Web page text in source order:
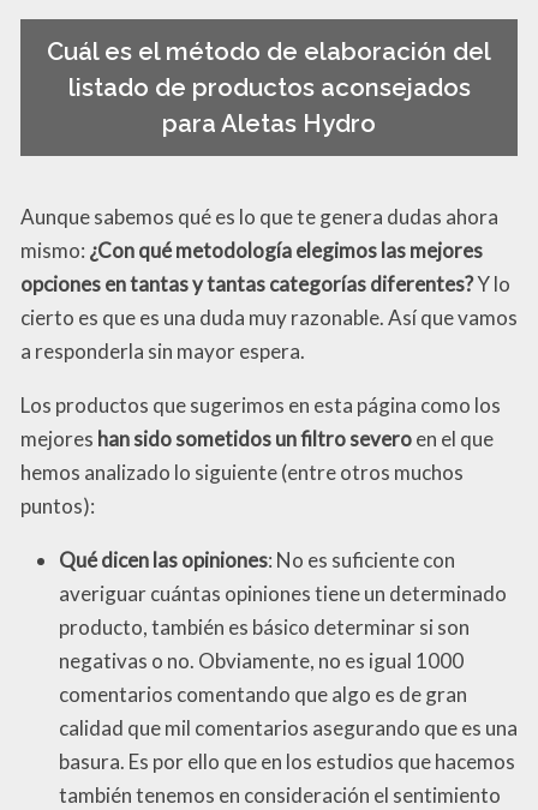
Cuál es el método de elaboración del
listado de productos aconsejados
para Aletas Hydro
Aunque sabemos qué es lo que te genera dudas ahora
mismo: ¿Con qué metodología elegimos las mejores
opciones en tantas y tantas categorías diferentes?Y lo
cierto es que es una duda muy razonable. Así que vamos
a responderla sin mayor espera.
Los productos que sugerimos en esta página como los
mejores han sido sometidos un filtro severoen el que
hemos analizado lo siguiente (entre otros muchos
puntos):
Qué dicen las opiniones: No es suficiente con
averiguar cuántas opiniones tiene un determinado
producto, también es básico determinar si son
negativas o no. Obviamente, no es igual 1000
comentarios comentando que algo es de gran
calidad que mil comentarios asegurando que es una
basura. Es por ello que en los estudios que hacemos
también tenemos en consideración el sentimiento